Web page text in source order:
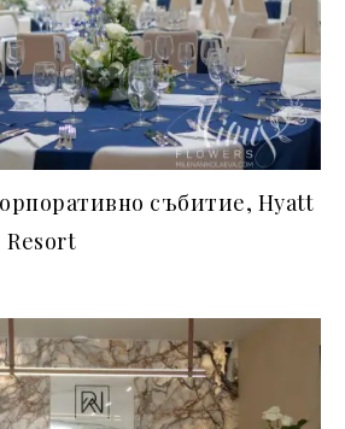
събитие, Hyatt
Resort